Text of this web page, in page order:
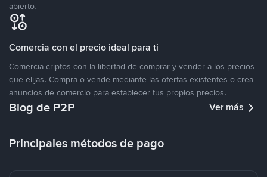
abierto.
Comercia con el precio ideal para ti
Comercia criptos con la libertad de comprar y vender a los precios
que elijas. Compra o vende mediante las ofertas existentes o crea
anuncios de comercio para establecer tus propios precios.
Blog de P2P Ver más
Principales métodos de pago